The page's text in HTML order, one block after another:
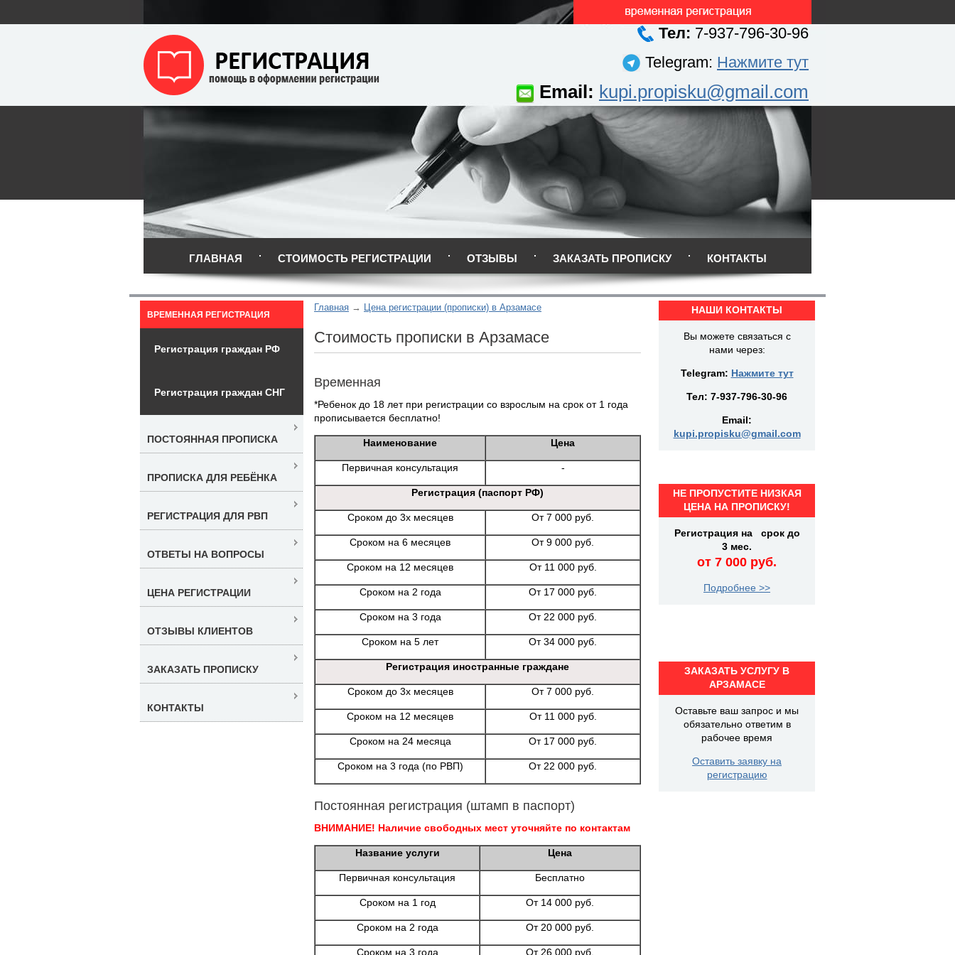
Тел: 7-937-796-30-96
Telegram: Нажмите тут
Email: kupi.propisku@gmail.com
ГЛАВНАЯ СТОИМОСТЬ РЕГИСТРАЦИИ ОТЗЫВЫ ЗАКАЗАТЬ ПРОПИСКУ КОНТАКТЫ
Главная Цена регистрации (прописки) в Арзамасе
Стоимость прописки в Арзамасе
Временная
*Ребенок до 18 лет при регистрации со взрослым на срок от 1 года
прописывается бесплатно!
Наименование Цена
Первичная консультация -
Регистрация (паспорт РФ)
Сроком до 3х месяцев От 7 000 руб.
Сроком на 6 месяцев От 9 000 руб.
Сроком на 12 месяцев От 11 000 руб.
Сроком на 2 года От 17 000 руб.
Сроком на 3 года От 22 000 руб.
Сроком на 5 лет От 34 000 руб.
Регистрация иностранные граждане
Сроком до 3х месяцев От 7 000 руб.
Сроком на 12 месяцев От 11 000 руб.
Сроком на 24 месяца От 17 000 руб.
Сроком на 3 года (по РВП) От 22 000 руб.
Постоянная регистрация (штамп в паспорт)
ВНИМАНИЕ! Наличие свободных мест уточняйте по контактам
Название услуги Цена
Первичная консультация Бесплатно
Сроком на 1 год От 14 000 руб.
Сроком на 2 года От 20 000 руб.
Сроком на 3 года От 26 000 руб.
ВРЕМЕННАЯ РЕГИСТРАЦИЯ
Регистрация граждан РФ
Регистрация граждан СНГ
ПОСТОЯННАЯ ПРОПИСКА
ПРОПИСКА ДЛЯ РЕБЁНКА
РЕГИСТРАЦИЯ ДЛЯ РВП
ОТВЕТЫ НА ВОПРОСЫ
ЦЕНА РЕГИСТРАЦИИ
ОТЗЫВЫ КЛИЕНТОВ
ЗАКАЗАТЬ ПРОПИСКУ
КОНТАКТЫ
НАШИ КОНТАКТЫ
Вы можете связаться с
нами через:
Telegram: Нажмите тут
Тел: 7-937-796-30-96
Email:
kupi.propisku@gmail.com
НЕ ПРОПУСТИТЕ НИЗКАЯ
ЦЕНА НА ПРОПИСКУ!
Регистрация на срок до
3 мес.
от 7 000 руб.
Подробнее >>
ЗАКАЗАТЬ УСЛУГУ В
АРЗАМАСЕ
Оставьте ваш запрос и мы
обязательно ответим в
рабочее время
Оставить заявку на
регистрацию